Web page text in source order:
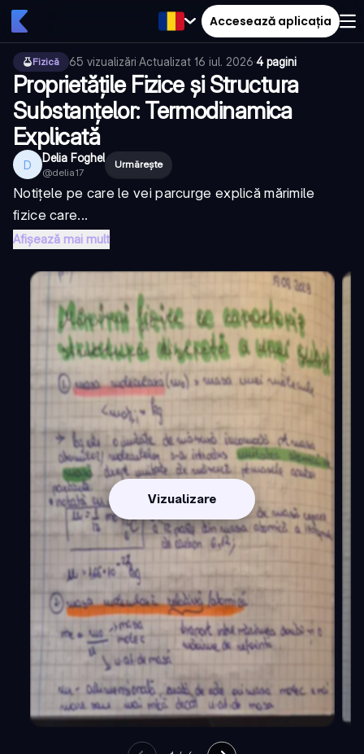
Accesează aplicația
Fizică 65 vizualizări·Actualizat 16 iul. 2026·4 pagini
Proprietățile Fizice și Structura
Substanțelor: Termodinamica
Explicată
D Delia Foghel
@delia17
Urmărește
Notițele pe care le vei parcurge explică mărimile
fizice care...
Afișează mai mult
Vizualizare